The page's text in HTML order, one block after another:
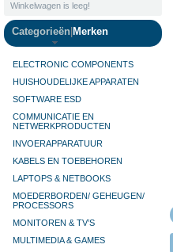
Winkelwagen is leeg!
Categorieën Merken
ELECTRONIC COMPONENTS
HUISHOUDELIJKE APPARATEN
SOFTWARE ESD
COMMUNICATIE EN
NETWERKPRODUCTEN
INVOERAPPARATUUR
KABELS EN TOEBEHOREN
LAPTOPS & NETBOOKS
MOEDERBORDEN/ GEHEUGEN/
PROCESSORS
MONITOREN & TV’S
MULTIMEDIA & GAMES